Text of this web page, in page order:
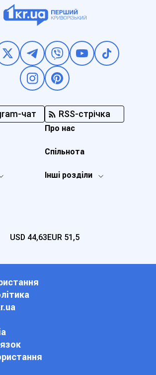
чат RSS-стрічка
Інші розділи
Про нас
Спільнота
USD 44,63EUR 51,5